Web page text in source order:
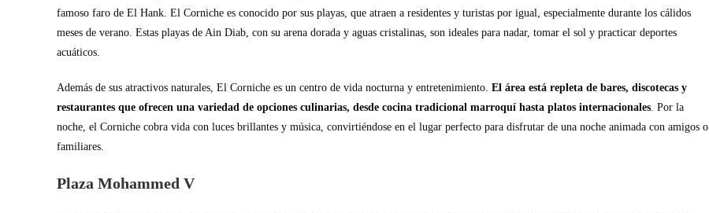
famoso faro de El Hank. El Corniche es conocido por sus playas, que atraen a residentes y turistas por igual, especialmente durante los cálidos
meses de verano. Estas playas de Ain Diab, con su arena dorada y aguas cristalinas, son ideales para nadar, tomar el sol y practicar deportes
acuáticos.
Además de sus atractivos naturales, El Corniche es un centro de vida nocturna y entretenimiento. El área está repleta de bares, discotecas y
restaurantes que ofrecen una variedad de opciones culinarias, desde cocina tradicional marroquí hasta platos internacionales. Por la
noche, el Corniche cobra vida con luces brillantes y música, convirtiéndose en el lugar perfecto para disfrutar de una noche animada con amigos o
familiares.
Plaza Mohammed V